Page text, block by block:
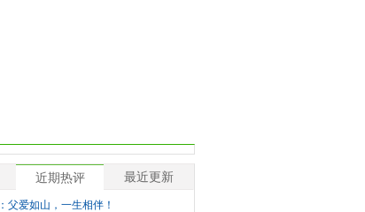
近期热评 最近更新
父爱如山，一生相伴！